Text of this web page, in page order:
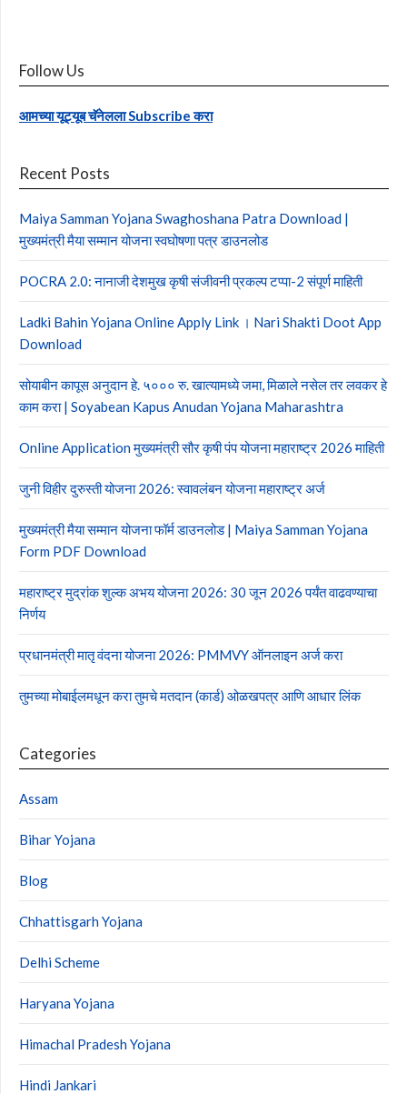
Follow Us
आमच्या यूट्यूब चॅनेलला Subscribe करा
Recent Posts
Maiya Samman Yojana Swaghoshana Patra Download |
मुख्यमंत्री मैया सम्मान योजना स्वघोषणा पत्र डाउनलोड
POCRA 2.0: नानाजी देशमुख कृषी संजीवनी प्रकल्प टप्पा-2 संपूर्ण माहिती
Ladki Bahin Yojana Online Apply Link । Nari Shakti Doot App
Download
सोयाबीन कापूस अनुदान हे. ५००० रु. खात्यामध्ये जमा, मिळाले नसेल तर लवकर हे
काम करा | Soyabean Kapus Anudan Yojana Maharashtra
Online Application मुख्यमंत्री सौर कृषी पंप योजना महाराष्ट्र 2026 माहिती
जुनी विहीर दुरुस्ती योजना 2026: स्वावलंबन योजना महाराष्ट्र अर्ज
मुख्यमंत्री मैया सम्मान योजना फॉर्म डाउनलोड | Maiya Samman Yojana
Form PDF Download
महाराष्ट्र मुद्रांक शुल्क अभय योजना 2026: 30 जून 2026 पर्यंत वाढवण्याचा
निर्णय
प्रधानमंत्री मातृ वंदना योजना 2026: PMMVY ऑनलाइन अर्ज करा
तुमच्या मोबाईलमधून करा तुमचे मतदान (कार्ड) ओळखपत्र आणि आधार लिंक
Categories
Assam
Bihar Yojana
Blog
Chhattisgarh Yojana
Delhi Scheme
Haryana Yojana
Himachal Pradesh Yojana
Hindi Jankari